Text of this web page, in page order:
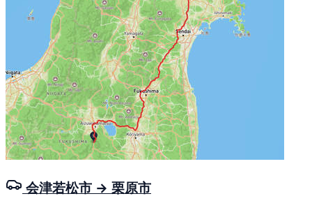
会津若松市 → 栗原市